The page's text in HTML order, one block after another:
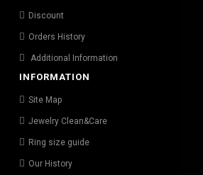
Discount
Orders History
Additional Information
INFORMATION
Site Map
Jewelry Clean&Care
Ring size guide
Our History